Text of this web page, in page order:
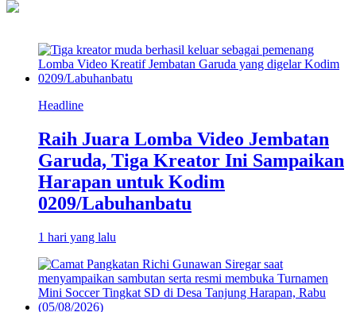
Headline
Raih Juara Lomba Video Jembatan
Garuda, Tiga Kreator Ini Sampaikan
Harapan untuk Kodim
0209/Labuhanbatu
1 hari yang lalu